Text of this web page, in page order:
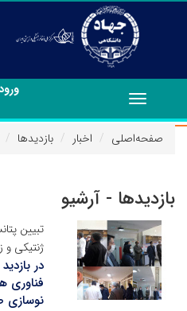
Toggle
navigation
صفحه‌اصلی
اخبار بازدیدها
بازدیدها - آرشیو
تبیین
ژنتیکی و
در
فناوری
نوسازی